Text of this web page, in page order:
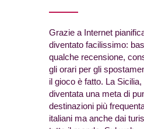
Grazie a Internet
diventato facilissimo:
qualche recensione,
gli orari per gli
il gioco è fatto. La
diventata una meta di
destinazioni più
italiani ma anche dai